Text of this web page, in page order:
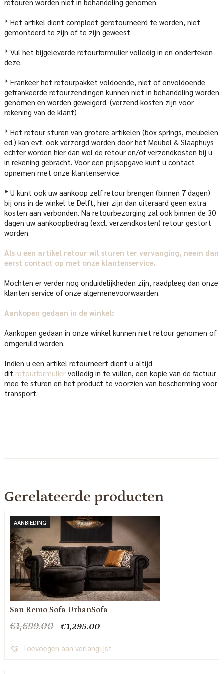
* Het artikel dient compleet geretourneerd te worden, niet
gemonteerd te zijn of te zijn geweest.
* Vul het bijgeleverde retourformulier volledig in en onderteken
deze.
* Frankeer het retourpakket voldoende, niet of onvoldoende
gefrankeerde retourzendingen kunnen niet in behandeling worden
genomen en worden geweigerd. (verzend kosten zijn voor
rekening van de klant)
* Het retour sturen van grotere artikelen (box springs, meubelen
ed.) kan evt. ook verzorgd worden door het Meubel & Slaaphuys
echter worden hier dan wel de retour en/of verzendkosten bij u
in rekening gebracht. Voor een prijsopgave kunt u contact
opnemen met onze klantenservice.
* U kunt ook uw aankoop zelf retour brengen (binnen 7 dagen)
bij ons in de winkel te Delft, hier zijn dan uiteraard geen extra
kosten aan verbonden. Na retourbezorging zal ook binnen de 30
dagen uw aankoopbedrag (excl. verzendkosten) retour gestort
worden.
Als u een artikel retour wil sturen ter vervanging, neem dan
eerst contact op met onze klantenservice.
Mochten er verder nog onduidelijkheden zijn, raadpleeg dan onze
klanten service of onze algemenevoorwaarden.
Aankopen gedaan in de winkel:
Aankopen gedaan in onze winkel kunnen niet retour genomen of
omgeruild worden.
Indien u een artikel retourneert dient u altijd
dit retourformuliervolledig in te vullen, een kopie van de factuur
mee te sturen en het product te voorzien van bescherming voor
transport.
Gerelateerde producten
AANBIEDING
San Remo Sofa UrbanSofa
€1,699.00
Oorspronkelijke
was:
€1,295.00Huidige
is:
Toevoegen aan verlanglijst